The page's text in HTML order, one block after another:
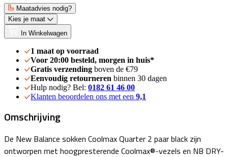
Maatadvies nodig?
Kies je maat
In Winkelwagen
1 maat op voorraad
Voor 20:00 besteld, morgen in huis*
Gratis verzending boven de €79
Eenvoudig retourneren binnen 30 dagen
Hulp nodig? Bel: 0182 61 46 00
Klanten beoordelen ons met een 9,1
Omschrijving
De New Balance sokken Coolmax Quarter 2 paar black zijn
ontworpen met hoogpresterende Coolmax®-vezels en NB DRY-